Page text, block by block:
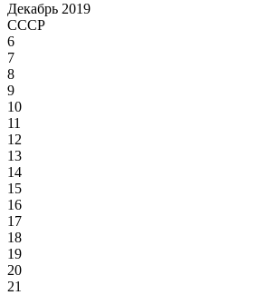
Декабрь 2019
СССР
6
7
8
9
10
11
12
13
14
15
16
17
18
19
20
21